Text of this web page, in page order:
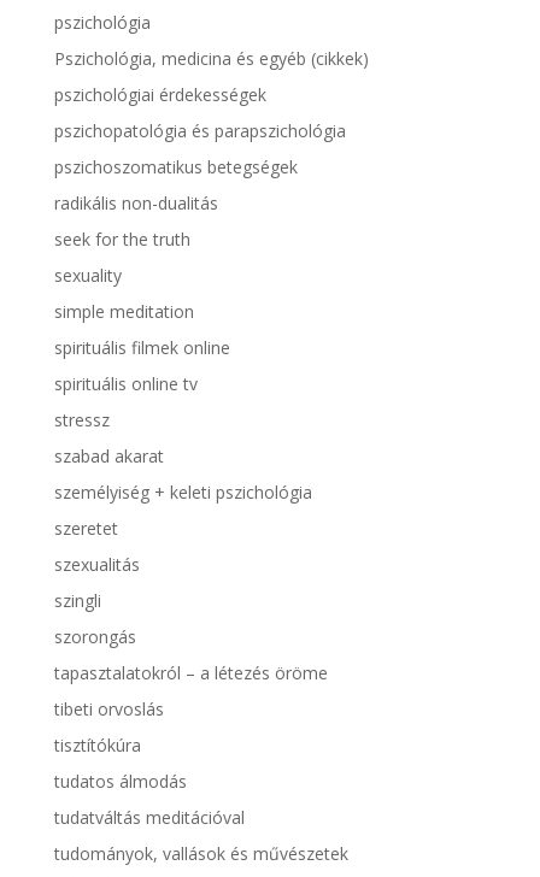
pszichológia
Pszichológia, medicina és egyéb (cikkek)
pszichológiai érdekességek
pszichopatológia és parapszichológia
pszichoszomatikus betegségek
radikális non-dualitás
seek for the truth
sexuality
simple meditation
spirituális filmek online
spirituális online tv
stressz
szabad akarat
személyiség + keleti pszichológia
szeretet
szexualitás
szingli
szorongás
tapasztalatokról – a létezés öröme
tibeti orvoslás
tisztítókúra
tudatos álmodás
tudatváltás meditációval
tudományok, vallások és művészetek